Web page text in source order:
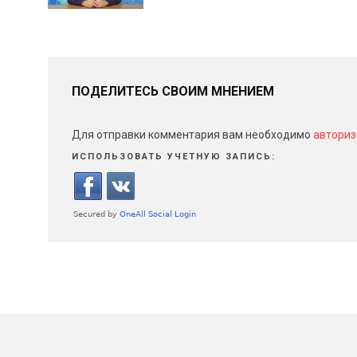
ПОДЕЛИТЕСЬ СВОИМ МНЕНИЕМ
Для отправки комментария вам необходимо
ИСПОЛЬЗОВАТЬ УЧЕТНУЮ ЗАПИСЬ: